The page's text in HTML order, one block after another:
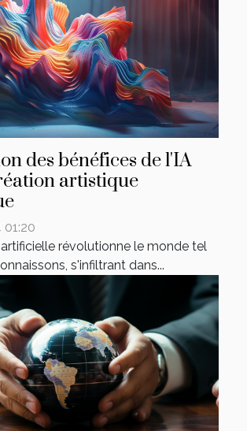
des bénéfices de l'IA
artistique
01:20
révolutionne le monde tel
s'infiltrant dans...